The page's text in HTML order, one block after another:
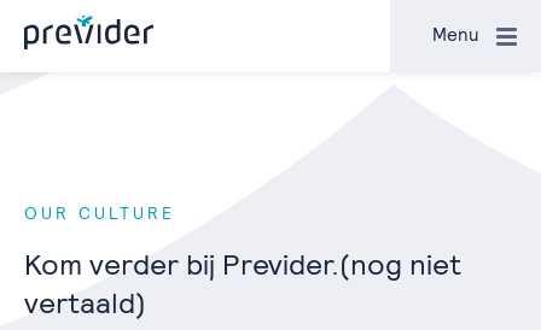
Menu
OUR CULTURE
Kom verder bij Previder.(nog niet
vertaald)